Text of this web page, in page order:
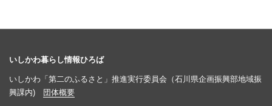
いしかわ暮らし情報ひろば
いしかわ「第二のふるさと」推進実行委員会（石川県企画振興部地域振
興課内) 団体概要